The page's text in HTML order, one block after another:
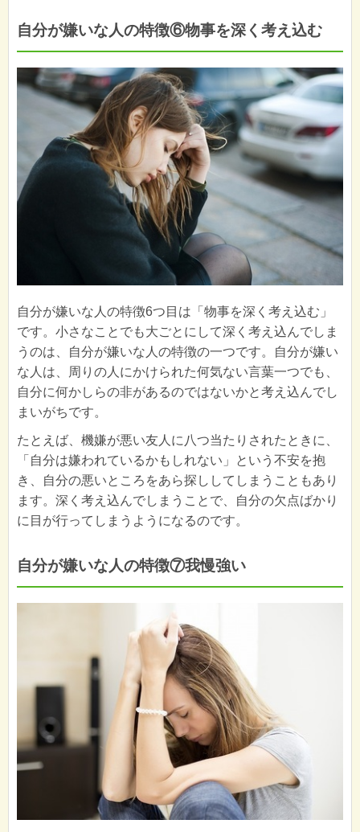
自分が嫌いな人の特徴⑥物事を深く考え込む
自分が嫌いな人の特徴6つ目は「物事を深く考え込む」
です。小さなことでも大ごとにして深く考え込んでしま
うのは、自分が嫌いな人の特徴の一つです。自分が嫌い
な人は、周りの人にかけられた何気ない言葉一つでも、
自分に何かしらの非があるのではないかと考え込んでし
まいがちです。
たとえば、機嫌が悪い友人に八つ当たりされたときに、
「自分は嫌われているかもしれない」という不安を抱
き、自分の悪いところをあら探ししてしまうこともあり
ます。深く考え込んでしまうことで、自分の欠点ばかり
に目が行ってしまうようになるのです。
自分が嫌いな人の特徴⑦我慢強い